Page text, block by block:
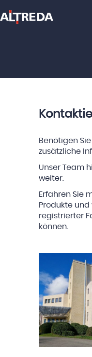
Benötigen
zusätzliche
Unser Team
weiter.
Erfahren Sie
Produkte und
registrierter
können.